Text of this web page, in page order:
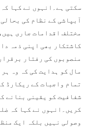
سکتی ہے۔انہوں نے کہا
آبپاشی کے نظام کی
مختلف اقدامات جاری
کاشتکار بھی اپنی ذمہ
منصوبوں کی رفتار
مال کو ہدایت کی کہ وہ
تمام واجبات کے ریکارڈ
شفافیت کو یقینی بنانے
کریں۔انہوں نے کہا کہ
وصولی نہیں بلکہ ایک